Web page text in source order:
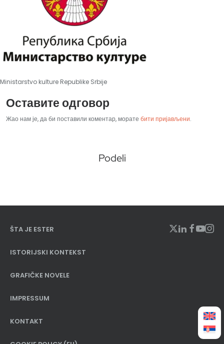
Ministarstvo kulture Republike Srbije
Оставите одговор
Жао нам је, да би поставили коментар, морате бити пријављени.
Podeli
ŠTA JE ESTER
ISTORIJSKI KONTEKST
GRAFIČKE NOVELE
IMPRESSUM
KONTAKT